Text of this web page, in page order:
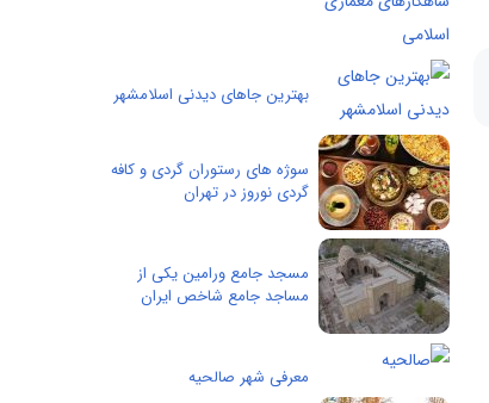
بهترین جاهای دیدنی اسلامشهر
سوژه های رستوران گردی و کافه
گردی نوروز در تهران
مسجد جامع ورامین یکی از
مساجد جامع شاخص ایران
معرفی شهر صالحیه